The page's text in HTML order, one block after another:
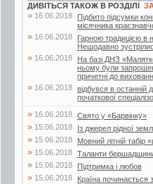
ДИВІТЬСЯ ТАКОЖ В РОЗДІЛІ
» 16.06.2018
Підбито підсумки
місячника
» 16.06.2018
Гарною традицією в
Нещодавно
» 16.06.2018
На базі ДНЗ
ньому були
причетні до
» 16.06.2018 відбувся в останній
початкової
» 16.06.2018 Свято у «Барвінку»
» 15.06.2018 Із джерел рідної
» 15.06.2018 Мовний літній табір
» 15.06.2018 Таланти
» 15.06.2018 Підтримка і любов
» 15.06.2018 Країна починається